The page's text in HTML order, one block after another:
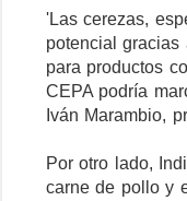
'Las cerezas,
potencial gracias
para productos
CEPA podría
Iván Marambio,
Por otro lado,
carne de pollo y